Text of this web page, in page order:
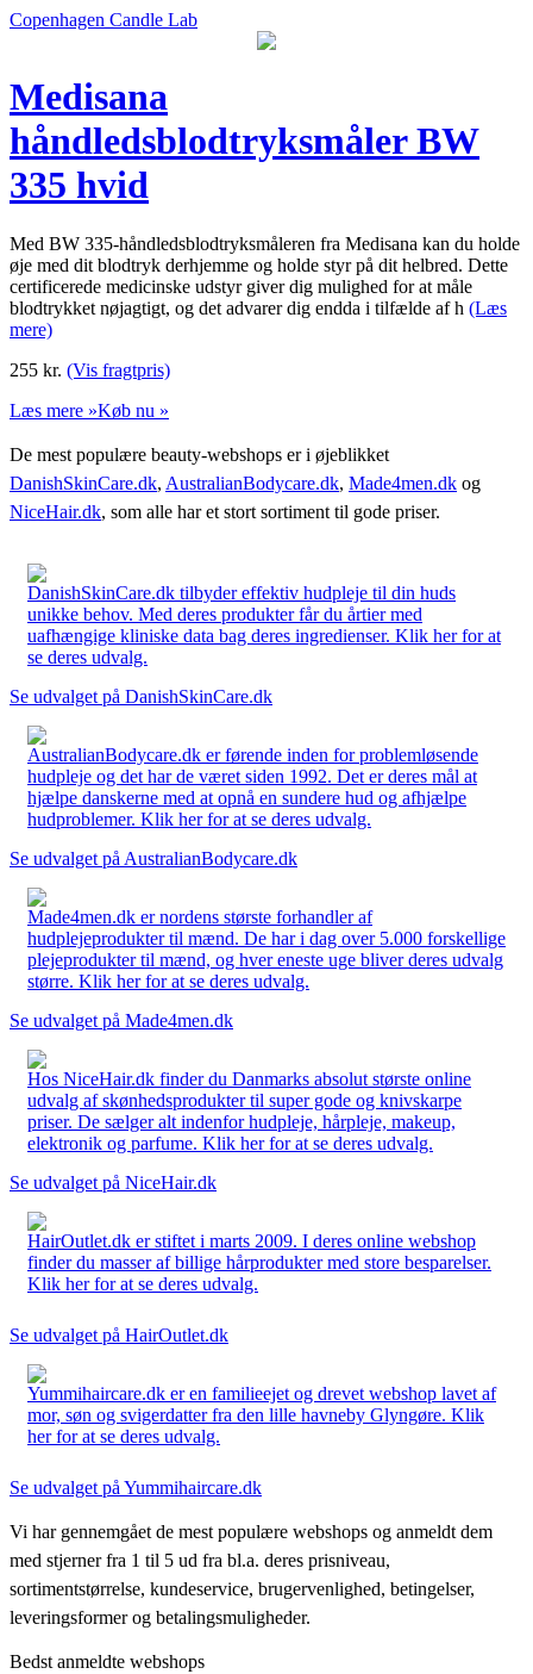
Copenhagen Candle Lab
Medisana
håndledsblodtryksmåler BW
335 hvid
Med BW 335-håndledsblodtryksmåleren fra Medisana kan du holde
øje med dit blodtryk derhjemme og holde styr på dit helbred. Dette
certificerede medicinske udstyr giver dig mulighed for at måle
blodtrykket nøjagtigt, og det advarer dig endda i tilfælde af h (Læs
mere)
255 kr. (Vis fragtpris)
Læs mere »Køb nu »
De mest populære beauty-webshops er i øjeblikket
DanishSkinCare.dk, AustralianBodycare.dk, Made4men.dk og
NiceHair.dk, som alle har et stort sortiment til gode priser.
DanishSkinCare.dk tilbyder effektiv hudpleje til din huds
unikke behov. Med deres produkter får du årtier med
uafhængige kliniske data bag deres ingredienser. Klik her for at
se deres udvalg.
Se udvalget på DanishSkinCare.dk
AustralianBodycare.dk er førende inden for problemløsende
hudpleje og det har de været siden 1992. Det er deres mål at
hjælpe danskerne med at opnå en sundere hud og afhjælpe
hudproblemer. Klik her for at se deres udvalg.
Se udvalget på AustralianBodycare.dk
Made4men.dk er nordens største forhandler af
hudplejeprodukter til mænd. De har i dag over 5.000 forskellige
plejeprodukter til mænd, og hver eneste uge bliver deres udvalg
større. Klik her for at se deres udvalg.
Se udvalget på Made4men.dk
Hos NiceHair.dk finder du Danmarks absolut største online
udvalg af skønhedsprodukter til super gode og knivskarpe
priser. De sælger alt indenfor hudpleje, hårpleje, makeup,
elektronik og parfume. Klik her for at se deres udvalg.
Se udvalget på NiceHair.dk
HairOutlet.dk er stiftet i marts 2009. I deres online webshop
finder du masser af billige hårprodukter med store besparelser.
Klik her for at se deres udvalg.
Se udvalget på HairOutlet.dk
Yummihaircare.dk er en familieejet og drevet webshop lavet af
mor, søn og svigerdatter fra den lille havneby Glyngøre. Klik
her for at se deres udvalg.
Se udvalget på Yummihaircare.dk
Vi har gennemgået de mest populære webshops og anmeldt dem
med stjerner fra 1 til 5 ud fra bl.a. deres prisniveau,
sortimentstørrelse, kundeservice, brugervenlighed, betingelser,
leveringsformer og betalingsmuligheder.
Bedst anmeldte webshops